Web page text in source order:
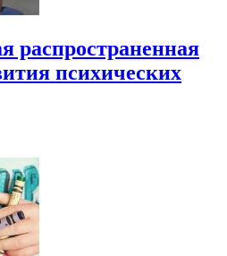
распространенная
психических